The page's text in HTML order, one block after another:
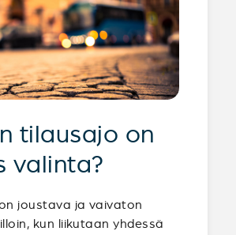
tilausajo on
valinta?
joustava ja vaivaton
kun liikutaan yhdessä